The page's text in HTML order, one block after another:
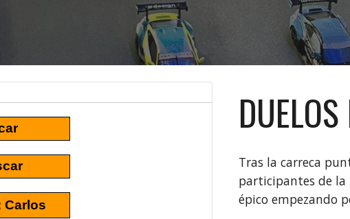
Tras la carreca
participantes de la
épico empezando